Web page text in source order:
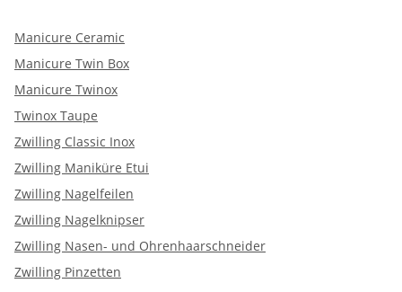
Manicure Ceramic
Manicure Twin Box
Manicure Twinox
Twinox Taupe
Zwilling Classic Inox
Zwilling Maniküre Etui
Zwilling Nagelfeilen
Zwilling Nagelknipser
Zwilling Nasen- und Ohrenhaarschneider
Zwilling Pinzetten